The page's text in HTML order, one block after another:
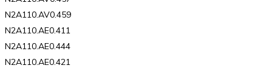
N2A110.AV0.459
N2A110.AE0.411
N2A110.AE0.444
N2A110.AE0.421